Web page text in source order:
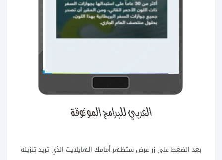
بعد الضغط على زر عرض ستظهر أمامك الهايلايت الذي تريد تنزيله